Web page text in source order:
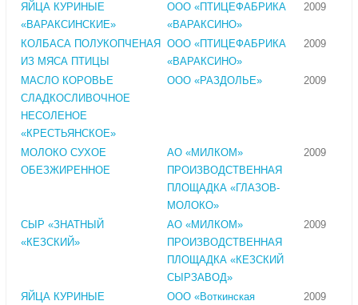
ЯЙЦА КУРИНЫЕ
«ВАРАКСИНСКИЕ»
ООО «ПТИЦЕФАБРИКА
«ВАРАКСИНО»
2009
КОЛБАСА ПОЛУКОПЧЕНАЯ
ИЗ МЯСА ПТИЦЫ
ООО «ПТИЦЕФАБРИКА
«ВАРАКСИНО»
2009
МАСЛО КОРОВЬЕ
СЛАДКОСЛИВОЧНОЕ
НЕСОЛЕНОЕ
«КРЕСТЬЯНСКОЕ»
ООО «РАЗДОЛЬЕ» 2009
МОЛОКО СУХОЕ
ОБЕЗЖИРЕННОЕ
АО «МИЛКОМ»
ПРОИЗВОДСТВЕННАЯ
ПЛОЩАДКА «ГЛАЗОВ-
МОЛОКО»
2009
СЫР «ЗНАТНЫЙ
«КЕЗСКИЙ»
АО «МИЛКОМ»
ПРОИЗВОДСТВЕННАЯ
ПЛОЩАДКА «КЕЗСКИЙ
СЫРЗАВОД»
2009
ЯЙЦА КУРИНЫЕ
ООО «Воткинская
2009